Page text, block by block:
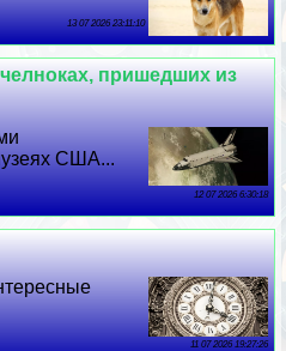
13 07 2026 23:11:10
пришедших из
США...
12 07 2026 6:30:18
11 07 2026 19:27:26